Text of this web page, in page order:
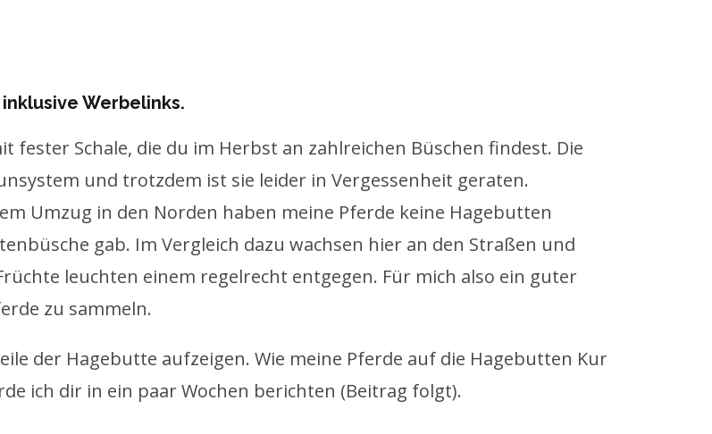
Werbelinks.
Schale, die du im Herbst an zahlreichen Büschen findest. Die
und trotzdem ist sie leider in Vergessenheit geraten.
Umzug in den Norden haben meine Pferde keine Hagebutten
gab. Im Vergleich dazu wachsen hier an den Straßen und
leuchten einem regelrecht entgegen. Für mich also ein guter
zu sammeln.
der Hagebutte aufzeigen. Wie meine Pferde auf die Hagebutten Kur
ich dir in ein paar Wochen berichten (Beitrag folgt).